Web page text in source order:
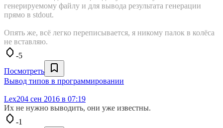
генерируемому файлу и для вывода результата генерации
прямо в stdout.
Опять же, всё легко переписывается, я никому палок в колёса
не вставляю.
-5
Посмотреть
Вывод типов в программировании
Lex204 сен 2016 в 07:19
Их не нужно выводить, они уже известны.
-1